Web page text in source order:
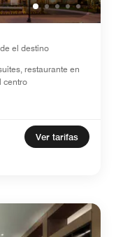
el destino
restaurante en
centro
Ver tarifas